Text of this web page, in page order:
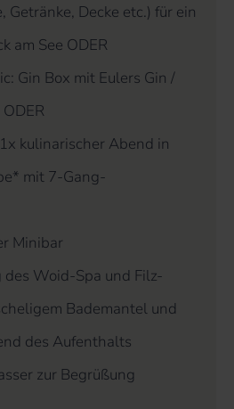
Getränke, Decke etc.) für ein
am See ODER
Gin Box mit Eulers Gin /
kulinarischer Abend in
mit 7-Gang-
Minibar
des Woid-Spa und Filz-
Bademantel und
des Aufenthalts
zur Begrüßung